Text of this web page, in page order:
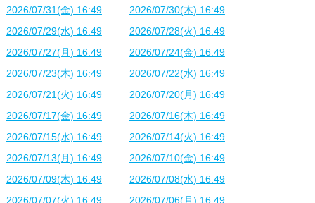
2026/07/31(金) 16:49
2026/07/30(木) 16:49
2026/07/29(水) 16:49
2026/07/28(火) 16:49
2026/07/27(月) 16:49
2026/07/24(金) 16:49
2026/07/23(木) 16:49
2026/07/22(水) 16:49
2026/07/21(火) 16:49
2026/07/20(月) 16:49
2026/07/17(金) 16:49
2026/07/16(木) 16:49
2026/07/15(水) 16:49
2026/07/14(火) 16:49
2026/07/13(月) 16:49
2026/07/10(金) 16:49
2026/07/09(木) 16:49
2026/07/08(水) 16:49
2026/07/07(火) 16:49
2026/07/06(月) 16:49